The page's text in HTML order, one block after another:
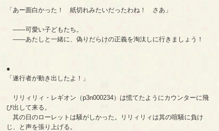
「あー面白かった！ 紙切れみたいだったわね！ さあ」
――可愛い子どもたち。
――あたしと一緒に、偽りだらけの正義を淘汰しに行きましょう！
●
「遂行者が動き出したよ！」
リリィリィ・レギオン（p3n000234）は慌てたようにカウンターに飛
び出して来る。
其の日のローレットは騒がしかった。リリィリィは其の喧騒に負け
じ、と声を張り上げる。